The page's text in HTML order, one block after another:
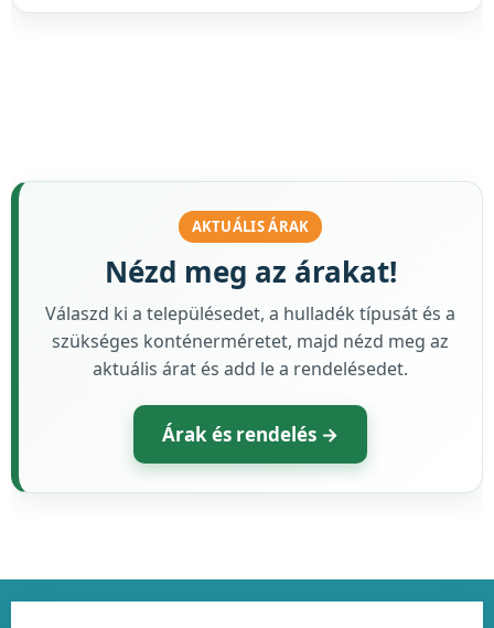
AKTUÁLIS ÁRAK
Nézd meg az árakat!
Válaszd ki a településedet, a hulladék típusát és a
szükséges konténerméretet, majd nézd meg az
aktuális árat és add le a rendelésedet.
Árak és rendelés →